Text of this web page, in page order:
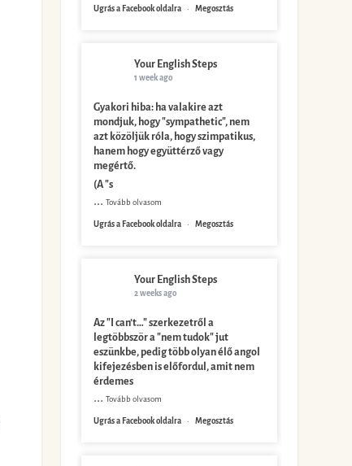
Ugrás a Facebook oldalra · Megosztás
Your English Steps
1 week ago
Gyakori hiba: ha valakire azt
mondjuk, hogy "sympathetic", nem
azt közöljük róla, hogy szimpatikus,
hanem hogy együttérző vagy
megértő.
(A "s
...Tovább olvasom
Ugrás a Facebook oldalra · Megosztás
Your English Steps
2 weeks ago
Az "I can’t…" szerkezetről a
legtöbbször a "nem tudok" jut
eszünkbe, pedig több olyan élő angol
kifejezésben is előfordul, amit nem
érdemes
...Tovább olvasom
Ugrás a Facebook oldalra · Megosztás